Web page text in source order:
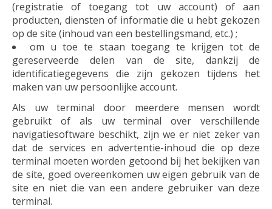
(registratie of toegang tot uw account) of aan
producten, diensten of informatie die u hebt gekozen
op de site (inhoud van een bestellingsmand, etc.) ;
om u toe te staan ​​toegang te krijgen tot de
gereserveerde delen van de site, dankzij de
identificatiegegevens die zijn gekozen tijdens het
maken van uw persoonlijke account.
Als uw terminal door meerdere mensen wordt
gebruikt of als uw terminal over verschillende
navigatiesoftware beschikt, zijn we er niet zeker van
dat de services en advertentie-inhoud die op deze
terminal moeten worden getoond bij het bekijken van
de site, goed overeenkomen uw eigen gebruik van de
site en niet die van een andere gebruiker van deze
terminal.